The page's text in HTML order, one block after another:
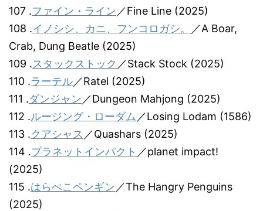
107 .ファイン・ライン ／Fine Line (2025)
108 .イノシシ、カニ、フンコロガシ。
／A Boar,
Crab, Dung Beatle (2025)
109 .スタックストック ／Stack Stock (2025)
110 .ラーテル／Ratel (2025)
111 .ダンジャン ／Dungeon Mahjong (2025)
112 .ルージング・ローダム ／Losing Lodam (1586)
113 .クアシャス ／Quashars (2025)
114 .プラネットインパクト ／planet impact!
(2025)
115 .はらぺこペンギン ／The Hangry Penguins
(2025)